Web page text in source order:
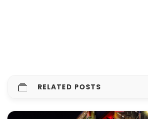
RELATED POSTS